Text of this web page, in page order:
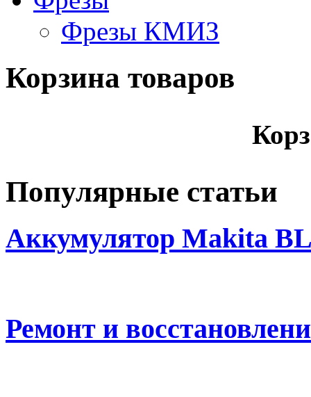
Фрезы КМИЗ
Корзина товаров
Популярные статьи
Аккумулятор Makita
Ремонт и